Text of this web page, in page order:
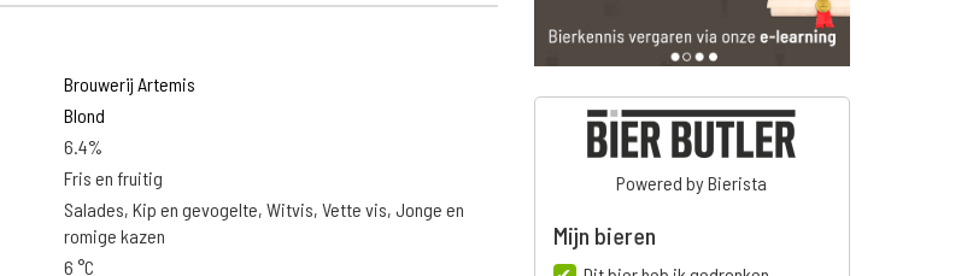
Brouwerij Artemis
Blond
6.4%
Fris en fruitig
Salades, Kip en gevogelte, Witvis, Vette vis, Jonge en
romige kazen
6 °C
Powered by Bierista
Mijn bieren